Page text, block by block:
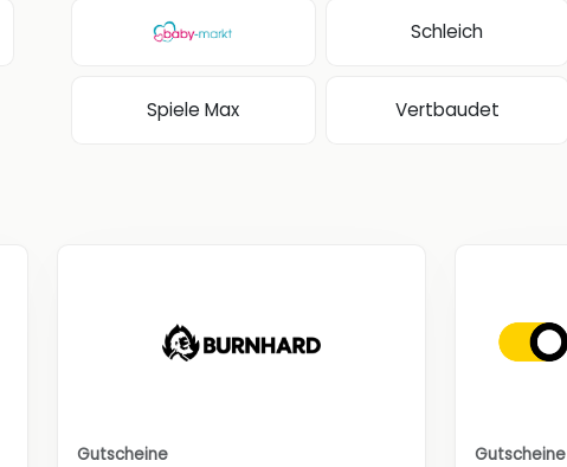
Schleich
Spiele Max Vertbaudet
Gutscheine Gutscheine